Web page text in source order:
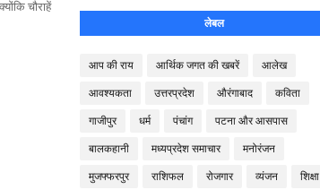
चौराहें
लेबल
आप की राय आर्थिक जगत की खबरें
आलेख
आवश्यकता
उत्तरप्रदेश औरंगाबाद
कविता
गाजीपुर
धर्म पंचांग
पटना और आसपास
बालकहानी
मध्यप्रदेश समाचार
मनोरंजन
मुजफ्फरपुर
राशिफल रोजगार व्यंजन
शिक्षा